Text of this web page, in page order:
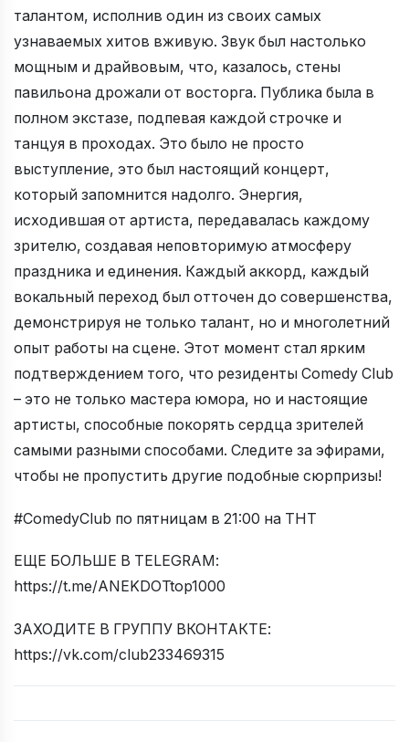
талантом, исполнив один из своих самых
узнаваемых хитов вживую. Звук был настолько
мощным и драйвовым, что, казалось, стены
павильона дрожали от восторга. Публика была в
полном экстазе, подпевая каждой строчке и
танцуя в проходах. Это было не просто
выступление, это был настоящий концерт,
который запомнится надолго. Энергия,
исходившая от артиста, передавалась каждому
зрителю, создавая неповторимую атмосферу
праздника и единения. Каждый аккорд, каждый
вокальный переход был отточен до совершенства,
демонстрируя не только талант, но и многолетний
опыт работы на сцене. Этот момент стал ярким
подтверждением того, что резиденты Comedy Club
– это не только мастера юмора, но и настоящие
артисты, способные покорять сердца зрителей
самыми разными способами. Следите за эфирами,
чтобы не пропустить другие подобные сюрпризы!
#ComedyClub по пятницам в 21:00 на ТНТ
ЕЩЕ БОЛЬШЕ В TELEGRAM:
https://t.me/ANEKDOTtop1000
ЗАХОДИТЕ В ГРУППУ ВКОНТАКТЕ:
https://vk.com/club233469315